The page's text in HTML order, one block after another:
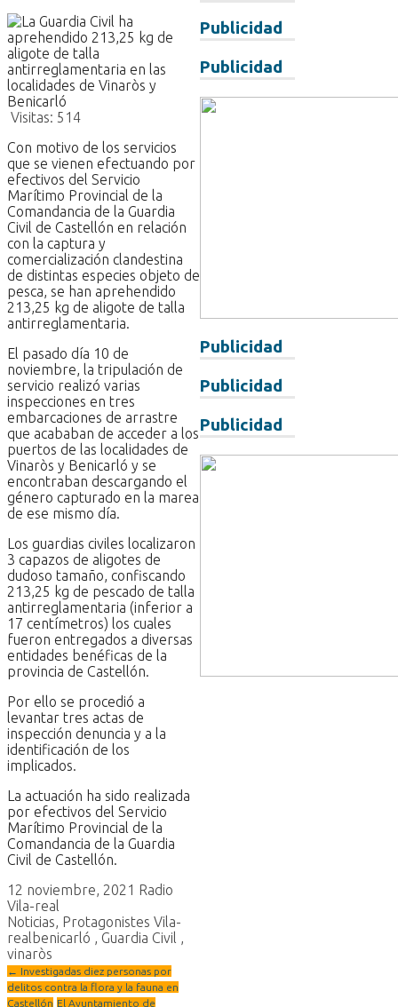
Publicidad
Publicidad
Publicidad
Publicidad
Publicidad
Visitas: 514
Con motivo de los servicios
que se vienen efectuando por
efectivos del Servicio
Marítimo Provincial de la
Comandancia de la Guardia
Civil de Castellón en relación
con la captura y
comercialización clandestina
de distintas especies objeto de
pesca, se han aprehendido
213,25 kg de aligote de talla
antirreglamentaria.
El pasado día 10 de
noviembre, la tripulación de
servicio realizó varias
inspecciones en tres
embarcaciones de arrastre
que acababan de acceder a los
puertos de las localidades de
Vinaròs y Benicarló y se
encontraban descargando el
género capturado en la marea
de ese mismo día.
Los guardias civiles localizaron
3 capazos de aligotes de
dudoso tamaño, confiscando
213,25 kg de pescado de talla
antirreglamentaria (inferior a
17 centímetros) los cuales
fueron entregados a diversas
entidades benéficas de la
provincia de Castellón.
Por ello se procedió a
levantar tres actas de
inspección denuncia y a la
identificación de los
implicados.
La actuación ha sido realizada
por efectivos del Servicio
Marítimo Provincial de la
Comandancia de la Guardia
Civil de Castellón.
12 noviembre, 2021 Radio
Vila-real
Noticias, Protagonistes Vila-
real benicarló , Guardia Civil ,
vinaròs
← Investigadas diez personas por
delitos contra la flora y la fauna en
Castellón El Ayuntamiento de